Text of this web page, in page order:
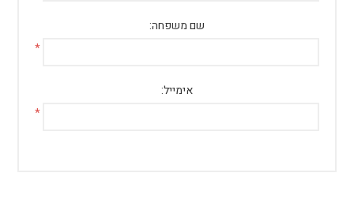
שם משפחה:
*
אימייל:
*